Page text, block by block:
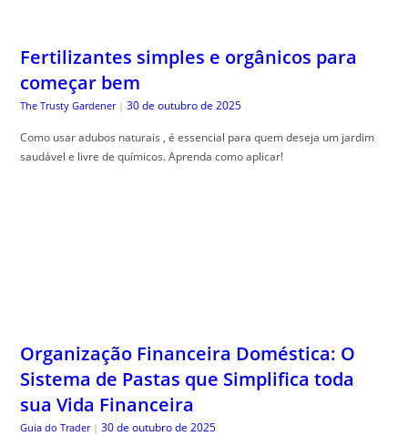
Fertilizantes simples e orgânicos para
começar bem
The Trusty Gardener | 30 de outubro de 2025
Como usar adubos naturais , é essencial para quem deseja um jardim
saudável e livre de químicos. Aprenda como aplicar!
Organização Financeira Doméstica: O
Sistema de Pastas que Simplifica toda
sua Vida Financeira
Guia do Trader | 30 de outubro de 2025